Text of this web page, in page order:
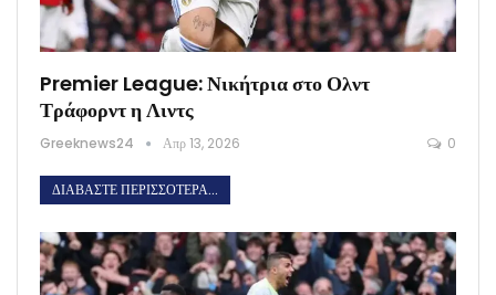
Premier League: Νικήτρια στο Ολντ
Τράφορντ η Λιντς
Greeknews24 Απρ 13, 2026 0
ΔΙΑΒΆΣΤΕ ΠΕΡΙΣΣΌΤΕΡΑ...